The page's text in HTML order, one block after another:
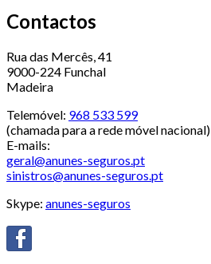
Contactos
Rua das Mercês, 41
9000-224 Funchal
Madeira
Telemóvel: 968 533 599
(chamada para a rede móvel nacional)
E-mails:
geral@anunes-seguros.pt
sinistros@anunes-seguros.pt
Skype: anunes-seguros